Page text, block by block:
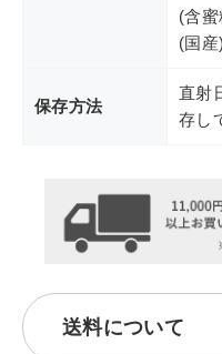
(含
(国
保存方法
直射
存し
送料について